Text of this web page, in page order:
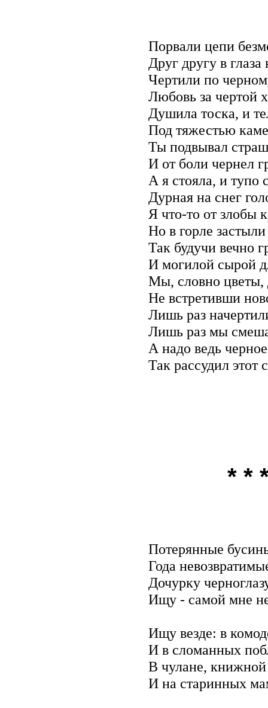
Порвали цепи
Друг другу в глаза
Чертили по
Любовь за чертой
Душила тоска, и
Под тяжестью
Ты подвывал
И от боли чернел
А я стояла, и тупо
Дурная на снег
Я что-то от злобы
Но в горле
Так будучи вечно
И могилой сырой
Мы, словно цветы,
Не встретивши
Лишь раз
Лишь раз мы
А надо ведь
Так рассудил этот
* *
Потерянные
Года
Дочурку
Ищу - самой мне
Ищу везде: в
И в сломанных
В чулане,
И на старинных